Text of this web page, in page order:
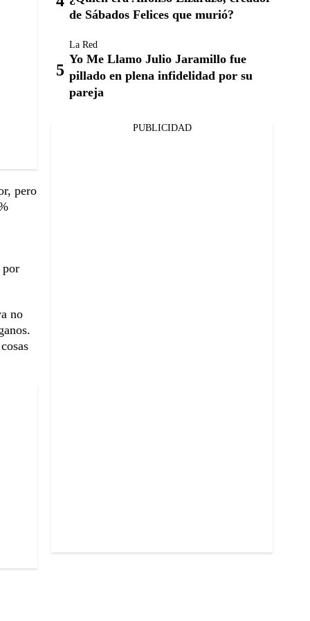
pero
por
no
de Sábados Felices que murió?
La Red
Yo Me Llamo Julio Jaramillo fue
pillado en plena infidelidad por su
pareja
PUBLICIDAD